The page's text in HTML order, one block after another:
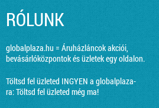
RÓLUNK
globalplaza.hu = Áruházláncok akciói,
bevásárlóközpontok és üzletek egy oldalon.
Töltsd fel üzleted INGYEN a globalplaza-
ra:Töltsd fel üzleted még ma!